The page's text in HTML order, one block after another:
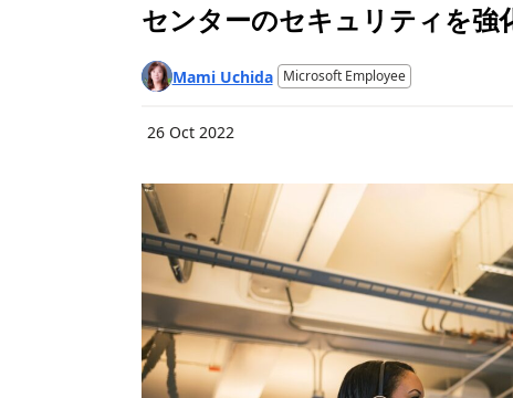
センターのセキュリティを強
Mami Uchida
Microsoft Employee
26 Oct 2022